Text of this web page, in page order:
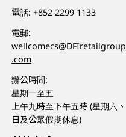
電話:+852 2299 1133
電郵:
wellcomecs@DFIretailgroup
.com
辦公時間:
星期一至五
上午九時至下午五時 (星期六、
日及公眾假期休息)